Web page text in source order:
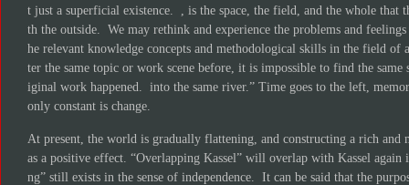
t just a superficial existence. , is the space, the field, and the whole that
th the outside. We may rethink and experience the problems and
he relevant knowledge concepts and methodological skills in the field
ter the same topic or work scene before, it is impossible to find the same
iginal work happened. into the same river.” Time goes to the left,
only constant is change.
At present, the world is gradually flattening, and constructing a rich and
as a positive effect. “Overlapping Kassel” will overlap with Kassel again
ng” still exists in the sense of independence. It can be said that the